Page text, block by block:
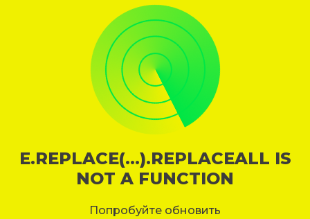
E.REPLACE(...).REPLACEALL IS
NOT A FUNCTION
Попробуйте обновить